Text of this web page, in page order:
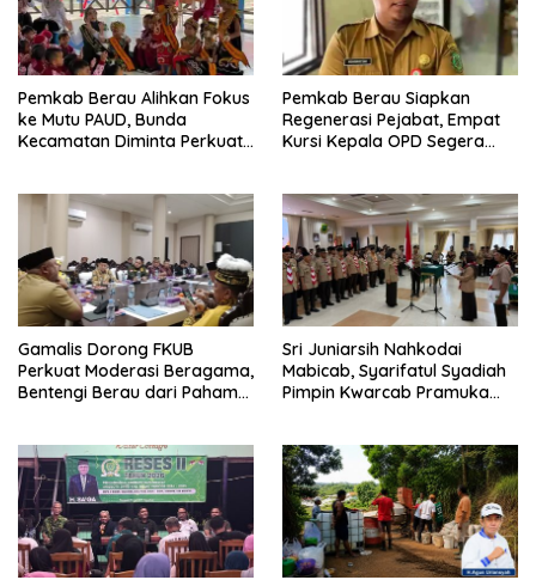
Pemkab Berau Alihkan Fokus
ke Mutu PAUD, Bunda
Kecamatan Diminta Perkuat
Pemkab Berau Siapkan
Regenerasi Pejabat, Empat
Kursi Kepala OPD Segera
Gamalis Dorong FKUB
Perkuat Moderasi Beragama,
Bentengi Berau dari Paham
Sri Juniarsih Nahkodai
Mabicab, Syarifatul Syadiah
Pimpin Kwarcab Pramuka